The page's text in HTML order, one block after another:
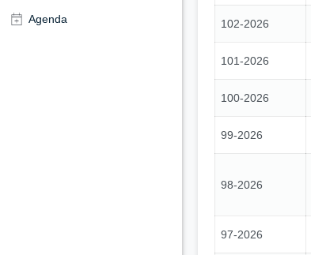
Agenda 102-2026
101-2026
100-2026
99-2026
98-2026
97-2026